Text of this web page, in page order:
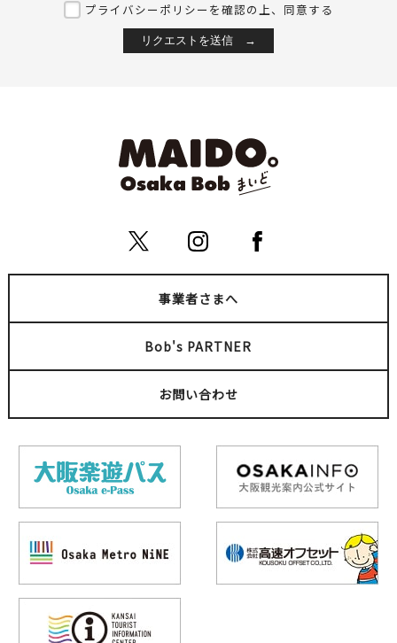
プライバシーポリシーを確認の上、同意する
事業者さまへ
Bob's PARTNER
お問い合わせ